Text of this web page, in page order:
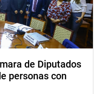
de Diputados
personas con